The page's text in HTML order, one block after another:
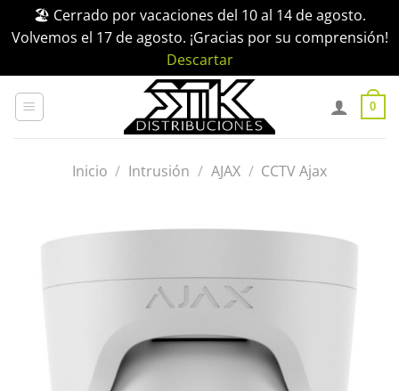
🏖️ Cerrado por vacaciones del 10 al 14 de agosto.
Volvemos el 17 de agosto. ¡Gracias por su comprensión!
Descartar
0
Inicio / Intrusión / AJAX / CCTV Ajax